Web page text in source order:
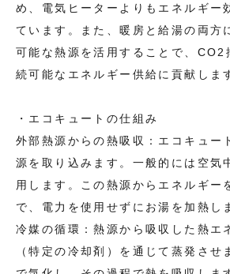
め、電気ヒーターよりもエネルギー
ています。また、暖房と給湯の両方
可能な熱源を活用することで、CO2
続可能なエネルギー供給に貢献しま
・エコキュートの仕組み
外部熱源からの熱吸収：エコキュー
源を取り込みます。一般的には空気
用します。この熱源からエネルギー
で、電力を使用せずにお湯を加熱し
冷媒の循環：熱源から吸収した熱エ
（特定の冷却剤）を通じて蒸発させ